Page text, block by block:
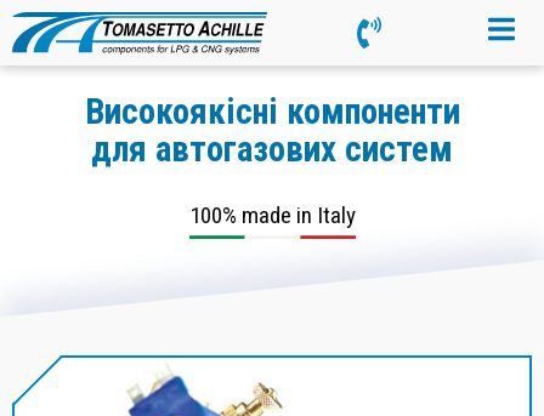
Високоякісні компоненти
для автогазових систем
100% made in Italy